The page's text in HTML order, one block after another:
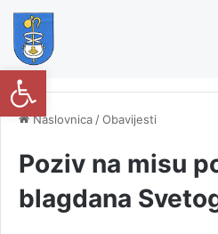
Naslovnica /Obavijesti
Poziv na misu
blagdana
Open toolbar